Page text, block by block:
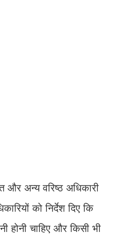
अन्य वरिष्ठ अधिकारी
को निर्देश दिए कि
होनी चाहिए और किसी भी